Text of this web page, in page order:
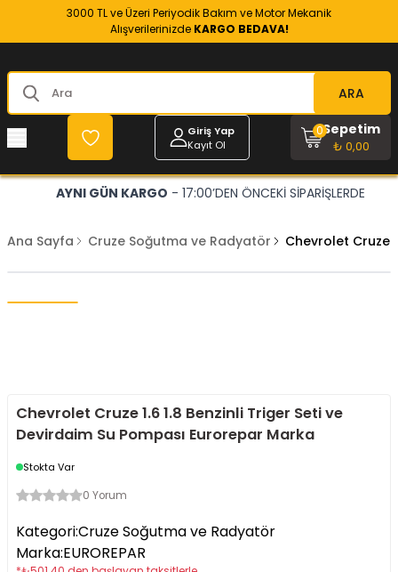
3000 TL ve Üzeri Periyodik Bakım ve Motor Mekanik
Alışverilerinizde KARGO BEDAVA!
ARA
Giriş Yap
Kayıt Ol
Sepetim
₺ 0,00
0
AYNI GÜN KARGO - 17:00’DEN ÖNCEKİ SİPARİŞLERDE
Ana Sayfa Cruze Soğutma ve Radyatör Chevrolet Cruze
Chevrolet Cruze 1.6 1.8 Benzinli Triger Seti ve
Devirdaim Su Pompası Eurorepar Marka
Stokta Var
0 Yorum
Kategori:Cruze Soğutma ve Radyatör
Marka:EUROREPAR